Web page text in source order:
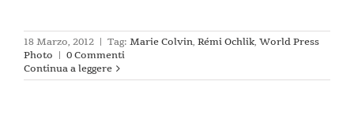
18 Marzo, 2012 | Tag: Marie Colvin, Rémi Ochlik, World Press
Photo | 0 Commenti
Continua a leggere